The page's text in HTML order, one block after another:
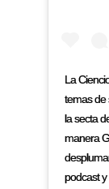
La
temas de
la secta
manera
podcast